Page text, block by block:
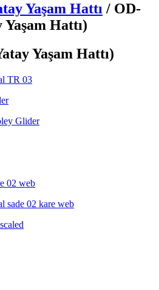
Yaşam Hattı / OD-
Hattı)
Yaşam Hattı)